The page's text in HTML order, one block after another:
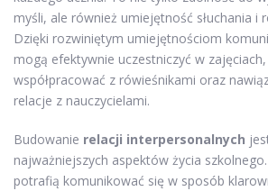
myśli, ale również umiejętność słuchania i
Dzięki rozwiniętym umiejętnościom
mogą efektywnie uczestniczyć w
współpracować z rówieśnikami oraz
relacje z nauczycielami.
Budowanie relacji interpersonalnych
najważniejszych aspektów życia
potrafią komunikować się w sposób